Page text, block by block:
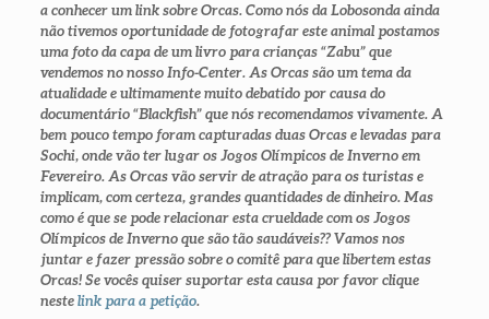
a conhecer um link sobre Orcas. Como nós da Lobosonda ainda
não tivemos oportunidade de fotografar este animal postamos
uma foto da capa de um livro para crianças “Zabu” que
vendemos no nosso Info-Center. As Orcas são um tema da
atualidade e ultimamente muito debatido por causa do
documentário “Blackfish” que nós recomendamos vivamente. A
bem pouco tempo foram capturadas duas Orcas e levadas para
Sochi, onde vão ter lugar os Jogos Olímpicos de Inverno em
Fevereiro. As Orcas vão servir de atração para os turistas e
implicam, com certeza, grandes quantidades de dinheiro. Mas
como é que se pode relacionar esta crueldade com os Jogos
Olímpicos de Inverno que são tão saudáveis?? Vamos nos
juntar e fazer pressão sobre o comitê para que libertem estas
Orcas! Se vocês quiser suportar esta causa por favor clique
nestelink para a petição.